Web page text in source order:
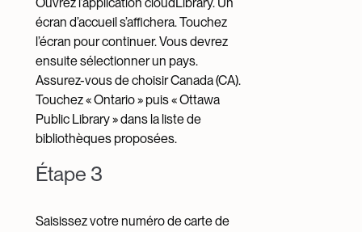
écran d’accueil s’affichera. Touchez
l’écran pour continuer. Vous devrez
ensuite sélectionner un pays.
Assurez-vous de choisir Canada (CA).
Touchez « Ontario » puis « Ottawa
Public Library » dans la liste de
bibliothèques proposées.
Étape 3
Saisissez votre numéro de carte de